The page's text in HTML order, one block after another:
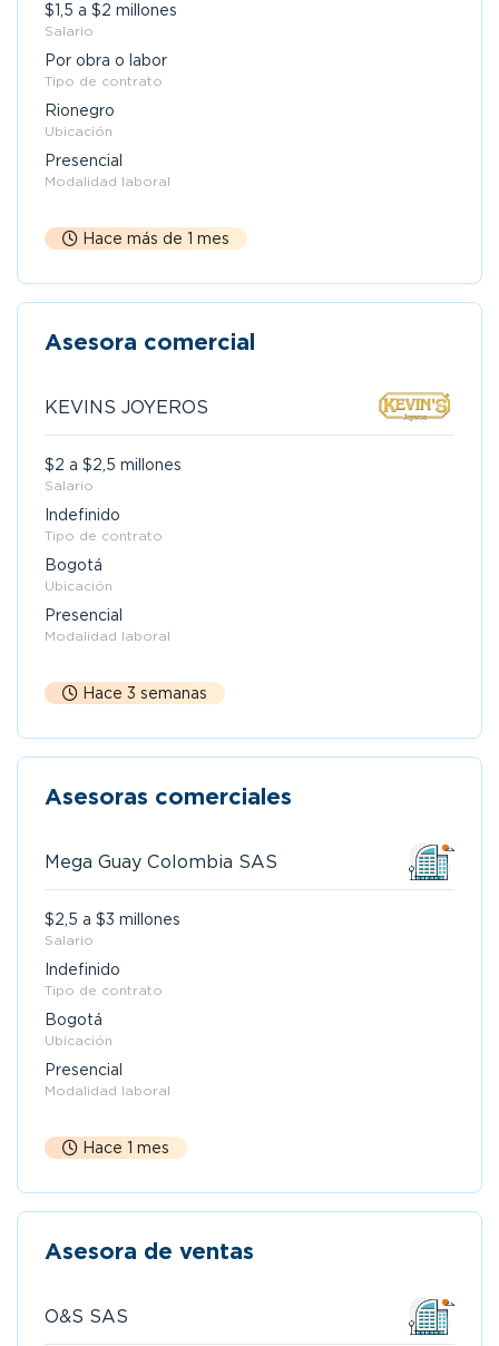
$1,5 a $2 millones
Salario
Por obra o labor
Tipo de contrato
Rionegro
Ubicación
Presencial
Modalidad laboral
Hace más de 1 mes
Asesora comercial
KEVINS JOYEROS
$2 a $2,5 millones
Salario
Indefinido
Tipo de contrato
Bogotá
Ubicación
Presencial
Modalidad laboral
Hace 3 semanas
Asesoras comerciales
Mega Guay Colombia SAS
$2,5 a $3 millones
Salario
Indefinido
Tipo de contrato
Bogotá
Ubicación
Presencial
Modalidad laboral
Hace 1 mes
Asesora de ventas
O&S SAS